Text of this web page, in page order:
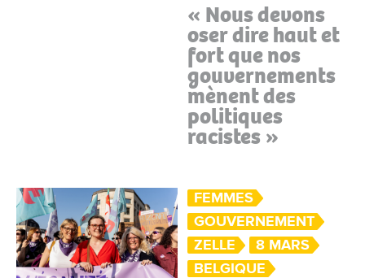
« Nous devons
oser dire haut et
fort que nos
gouvernements
mènent des
politiques
racistes »
FEMMES
GOUVERNEMENT
ZELLE
8 MARS
BELGIQUE